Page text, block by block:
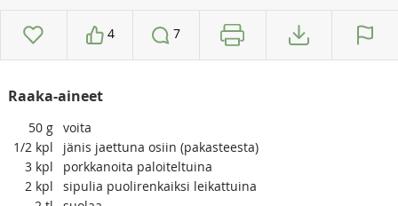
4 7
Raaka-aineet
50 g voita
1/2 kpl
jänis jaettuna osiin (pakasteesta)
3 kpl
porkkanoita paloiteltuina
2 kpl
sipulia puolirenkaiksi leikattuina